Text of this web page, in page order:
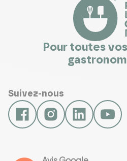
Pour toutes
Suivez-nous